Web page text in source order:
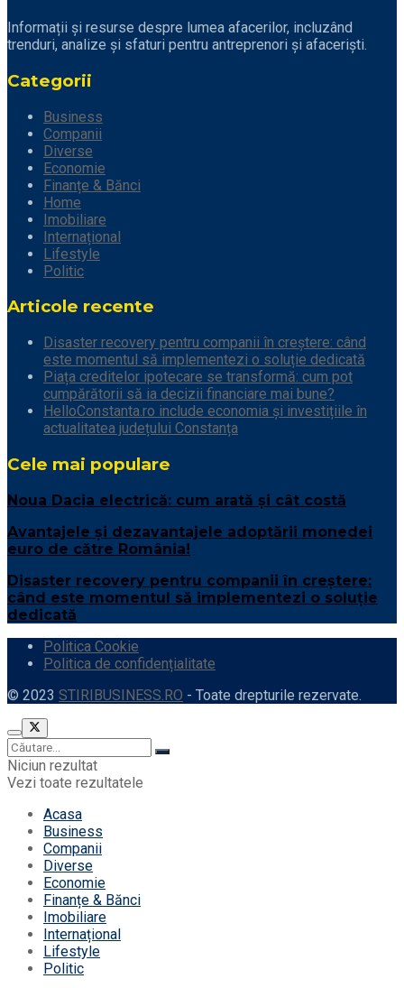
Informații și resurse despre lumea afacerilor, incluzând
trenduri, analize și sfaturi pentru antreprenori și afaceriști.
Categorii
Business
Companii
Diverse
Economie
Finanțe & Bănci
Home
Imobiliare
Internațional
Lifestyle
Politic
Articole recente
Disaster recovery pentru companii în creștere: când
este momentul să implementezi o soluție dedicată
Piața creditelor ipotecare se transformă: cum pot
cumpărătorii să ia decizii financiare mai bune?
HelloConstanta.ro include economia și investițiile în
actualitatea județului Constanța
Cele mai populare
Noua Dacia electrică: cum arată și cât costă
Avantajele și dezavantajele adoptării monedei
euro de către România!
Disaster recovery pentru companii în creștere:
când este momentul să implementezi o soluție
dedicată
Politica Cookie
Politica de confidențialitate
© 2023 STIRIBUSINESS.RO - Toate drepturile rezervate.
Niciun rezultat
Vezi toate rezultatele
Acasa
Business
Companii
Diverse
Economie
Finanțe & Bănci
Imobiliare
Internațional
Lifestyle
Politic